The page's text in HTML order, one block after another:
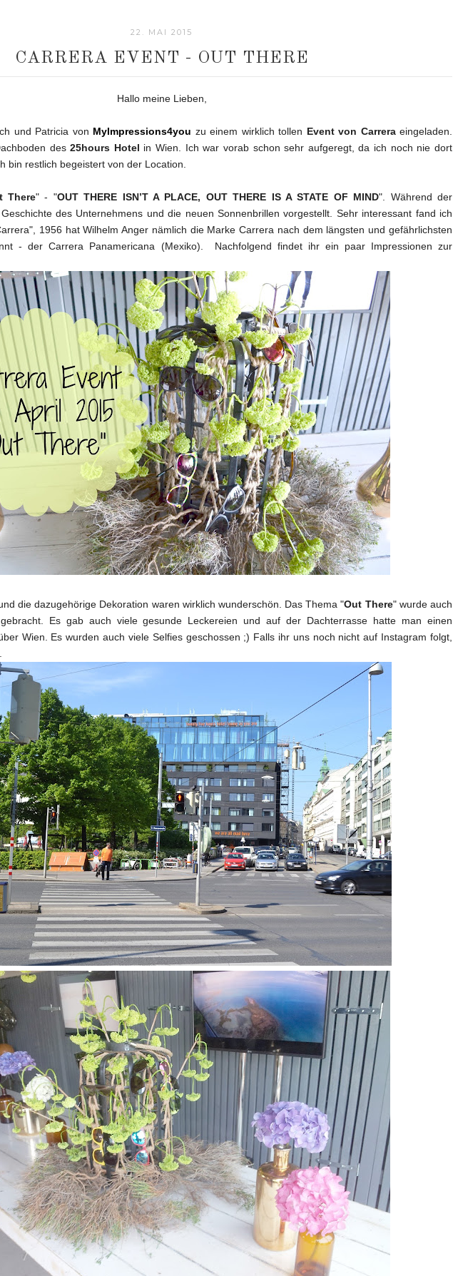
22. MAI 2015
CARRERA EVENT - OUT THERE
Hallo meine Lieben,
und Patricia von MyImpressions4you zu einem wirklich tollen Event von Carreraeingeladen.
des25hours Hotel in Wien. Ich war vorab schon sehr aufgeregt, da ich noch nie dort
bin restlich begeistert von der Location.
There" - "OUT THERE ISN’T A PLACE, OUT THERE IS A STATE OF MIND". Während der
des Unternehmens und die neuen Sonnenbrillen vorgestellt. Sehr interessant fand ich
1956 hat Wilhelm Anger nämlich die Marke Carrera nach dem längsten und gefährlichsten
-der Carrera Panamericana (Mexiko). Nachfolgend findet ihr ein paar Impressionen zur
die dazugehörige Dekoration waren wirklich wunderschön. Das Thema "Out There" wurde auch
Es gab auch viele gesunde Leckereien und auf der Dachterrasse hatte man einen
Wien. Es wurden auch viele Selfies geschossen ;) Falls ihr uns noch nicht auf Instagram folgt,